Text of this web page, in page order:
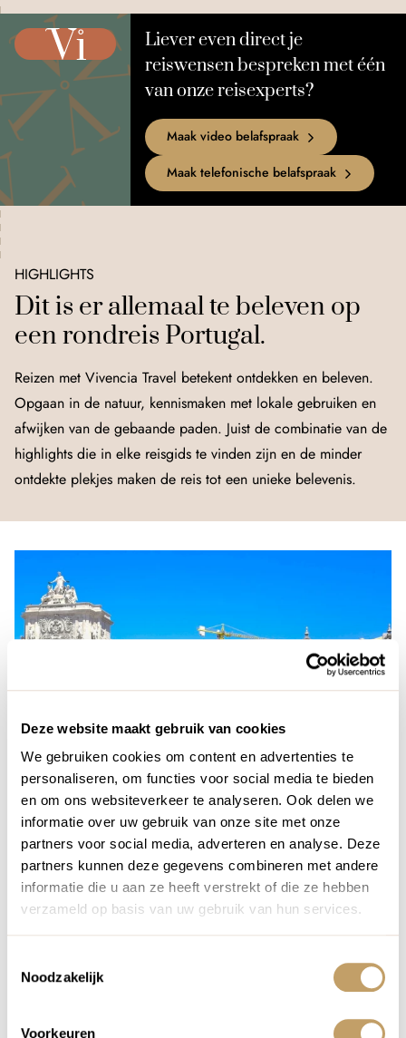
Deze website maakt gebruik van cookies
We gebruiken cookies om content en advertenties te
personaliseren, om functies voor social media te bieden
en om ons websiteverkeer te analyseren. Ook delen we
informatie over uw gebruik van onze site met onze
partners voor social media, adverteren en analyse. Deze
partners kunnen deze gegevens combineren met andere
informatie die u aan ze heeft verstrekt of die ze hebben
verzameld op basis van uw gebruik van hun services.
Noodzakelijk
Voorkeuren
Liever even direct je
reiswensen bespreken met één
van onze reisexperts?
Maak video belafspraak
Maak telefonische belafspraak
HIGHLIGHTS
Dit is er allemaal te beleven op
een rondreis Portugal.
Reizen met Vivencia Travel betekent ontdekken en beleven.
Opgaan in de natuur, kennismaken met lokale gebruiken en
afwijken van de gebaande paden. Juist de combinatie van de
highlights die in elke reisgids te vinden zijn en de minder
ontdekte plekjes maken de reis tot een unieke belevenis.
Excursie: fietstour Lissabon
Verken de bruisende hoofdstad van Portugal per fiets, dwars
door de kleurrijke volkswijken. Jullie Nederlandstalige gids
tour.